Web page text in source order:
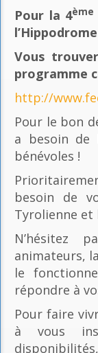
Pour la 4ème
Vous
programme
http://
Pour le bon
a besoin de
bénévoles !
besoin de
Tyrolienne et
N’hésitez
animateurs,
le
répondre à
Pour faire
à vous